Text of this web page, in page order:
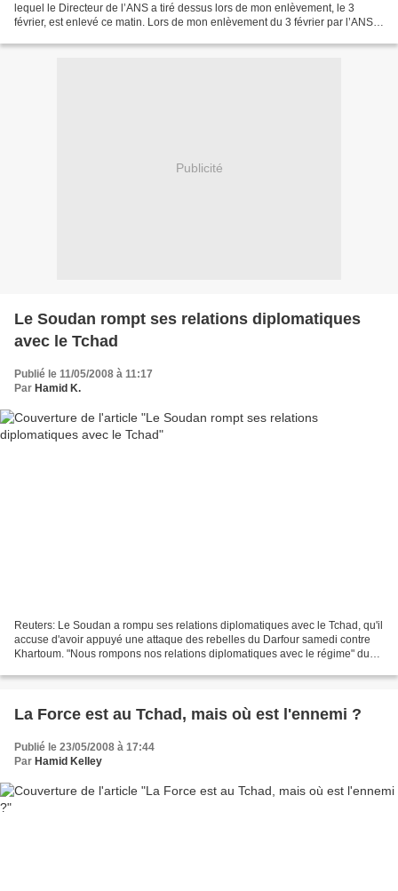
lequel le Directeur de l’ANS a tiré dessus lors de mon enlèvement, le 3
février, est enlevé ce matin. Lors de mon enlèvement du 3 février par l’ANS,
Publicité
Le Soudan rompt ses relations diplomatiques
avec le Tchad
Publié le 11/05/2008 à 11:17
Par Hamid K.
Reuters: Le Soudan a rompu ses relations diplomatiques avec le Tchad, qu'il
accuse d'avoir appuyé une attaque des rebelles du Darfour samedi contre
Khartoum. "Nous rompons nos relations diplomatiques avec le régime" du
La Force est au Tchad, mais où est l'ennemi ?
Publié le 23/05/2008 à 17:44
Par Hamid Kelley